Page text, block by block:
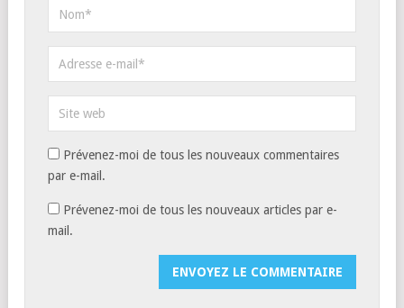
Prévenez-moi de tous les nouveaux commentaires
par e-mail.
Prévenez-moi de tous les nouveaux articles par e-
mail.